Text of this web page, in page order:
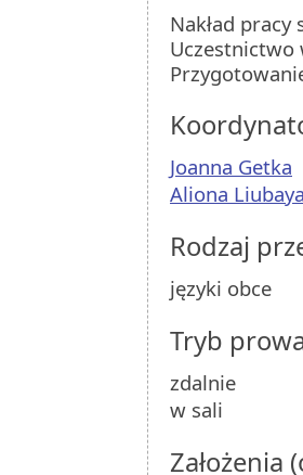
Nakład pracy
Uczestnictwo
Joanna Getka
Aliona
Rodzaj
języki obce
Tryb
zdalnie
w sali
Założenia